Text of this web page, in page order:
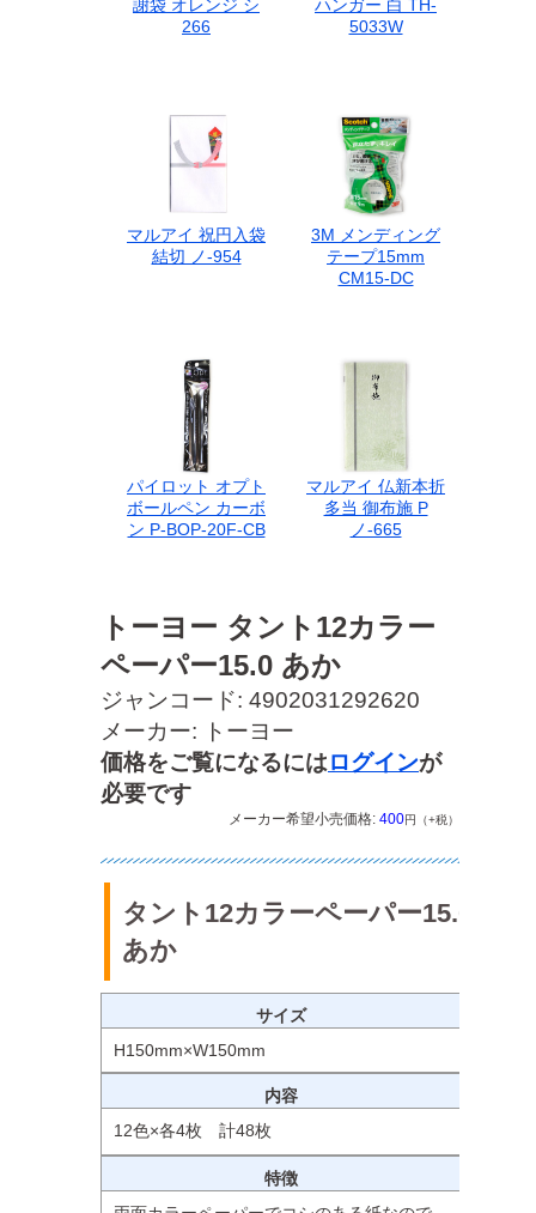
トーヨー タント12カラー
ペーパー15.0 あか
ジャンコード: 4902031292620
メーカー: トーヨー
価格をご覧になるにはログインが
必要です
メーカー希望小売価格: 400円（+税）
タント12カラーペーパー15.0
あか
サイズ
H150mm×W150mm
内容
12色×各4枚 計48枚
特徴
謝袋 オレンジ シ
266
ハンガー 白 TH-
5033W
マルアイ 祝円入袋
結切 ノ-954
3M メンディング
テープ15mm
CM15-DC
パイロット オプト
ボールペン カーボ
ン P-BOP-20F-CB
マルアイ 仏新本折
多当 御布施 P
ノ-665